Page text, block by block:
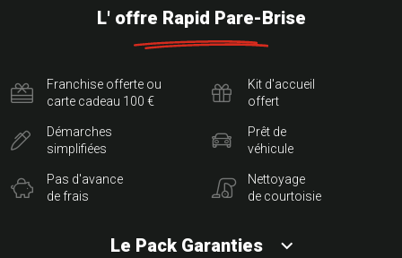
L' offre Rapid Pare-Brise
Franchise offerte ou
carte cadeau 100 €
Démarches
simplifiées
Pas d'avance
de frais
Kit d'accueil
offert
Prêt de
véhicule
Nettoyage
de courtoisie
Le Pack Garanties